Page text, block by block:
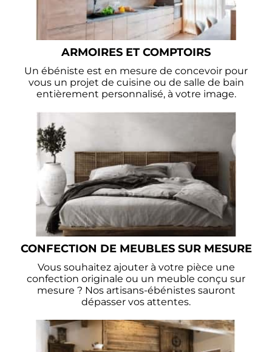
ARMOIRES ET COMPTOIRS
Un ébéniste est en mesure de concevoir pour
vous un projet de cuisine ou de salle de bain
entièrement personnalisé, à votre image.
CONFECTION DE MEUBLES SUR MESURE
Vous souhaitez ajouter à votre pièce une
confection originale ou un meuble conçu sur
mesure ? Nos artisans-ébénistes sauront
dépasser vos attentes.